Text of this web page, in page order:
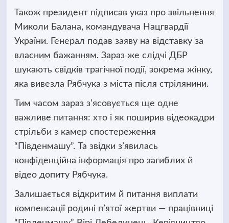
Також президент підписав указ про звільнення
Миколи Балана, командувача Нацгвардії
України. Генерал подав заяву на відставку за
власним бажанням. Зараз же слідчі ДБР
шукають свідків трагічної події, зокрема жінку,
яка вивезла Рябчука з міста після стрілянини.
Тим часом зараз з’ясовується ще одне
важливе питання: хто і як поширив відеокадри
стрільби з камер спостереження
“Південмашу”. Та звідки з’явилась
конфіденційна інформація про загиблих й
відео допиту Рябчука.
Залишається відкритим й питання виплати
компенсації родині п’ятої жертви — працівниці